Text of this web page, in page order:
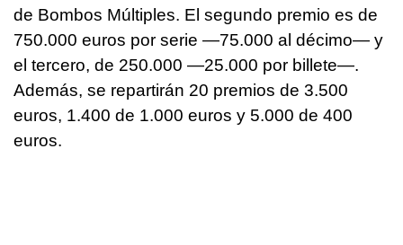
de Bombos Múltiples. El segundo premio es de
750.000 euros por serie —75.000 al décimo— y
el tercero, de 250.000 —25.000 por billete—.
Además, se repartirán 20 premios de 3.500
euros, 1.400 de 1.000 euros y 5.000 de 400
euros.